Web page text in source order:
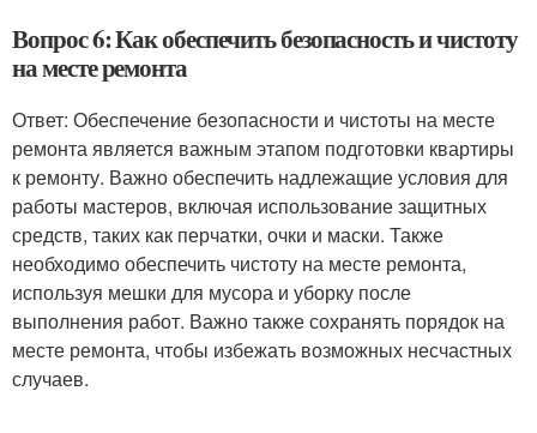
Вопрос 6: Как обеспечить безопасность и чистоту
на месте ремонта
Ответ: Обеспечение безопасности и чистоты на месте
ремонта является важным этапом подготовки квартиры
к ремонту. Важно обеспечить надлежащие условия для
работы мастеров, включая использование защитных
средств, таких как перчатки, очки и маски. Также
необходимо обеспечить чистоту на месте ремонта,
используя мешки для мусора и уборку после
выполнения работ. Важно также сохранять порядок на
месте ремонта, чтобы избежать возможных несчастных
случаев.